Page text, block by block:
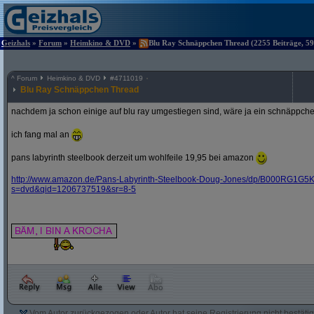
Geizhals » Forum » Heimkino & DVD » Blu Ray Schnäppchen Thread (2255 Beiträge,
^ Forum Heimkino & DVD #4711019
Blu Ray Schnäppchen Thread
nachdem ja schon einige auf blu ray umgestiegen sind, wäre ja ein
ich fang mal an
pans labyrinth steelbook derzeit um wohlfeile 19,95 bei amazon
http://www.amazon.de/Pans-Labyrinth-Steelbook-Doug-Jones/dp/
s=dvd&qid=1206737519&sr=8-5